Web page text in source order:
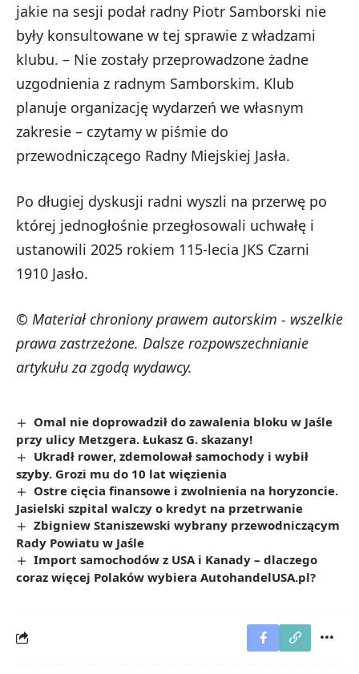
jakie na sesji podał radny Piotr Samborski nie
były konsultowane w tej sprawie z władzami
klubu. – Nie zostały przeprowadzone żadne
uzgodnienia z radnym Samborskim. Klub
planuje organizację wydarzeń we własnym
zakresie – czytamy w piśmie do
przewodniczącego Radny Miejskiej Jasła.
Po długiej dyskusji radni wyszli na przerwę po
której jednogłośnie przegłosowali uchwałę i
ustanowili 2025 rokiem 115-lecia JKS Czarni
1910 Jasło.
© Materiał chroniony prawem autorskim - wszelkie
prawa zastrzeżone. Dalsze rozpowszechnianie
artykułu za zgodą wydawcy.
Omal nie doprowadził do zawalenia bloku w Jaśle
przy ulicy Metzgera. Łukasz G. skazany!
Ukradł rower, zdemolował samochody i wybił
szyby. Grozi mu do 10 lat więzienia
Ostre cięcia finansowe i zwolnienia na horyzoncie.
Jasielski szpital walczy o kredyt na przetrwanie
Zbigniew Staniszewski wybrany przewodniczącym
Rady Powiatu w Jaśle
Import samochodów z USA i Kanady – dlaczego
coraz więcej Polaków wybiera AutohandelUSA.pl?